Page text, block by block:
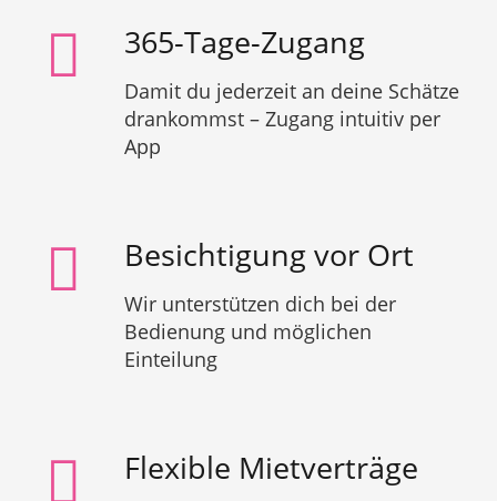
365-Tage-Zugang
Damit du jederzeit an deine Schätze
drankommst – Zugang intuitiv per
App
Besichtigung vor Ort
Wir unterstützen dich bei der
Bedienung und möglichen
Einteilung
Flexible Mietverträge